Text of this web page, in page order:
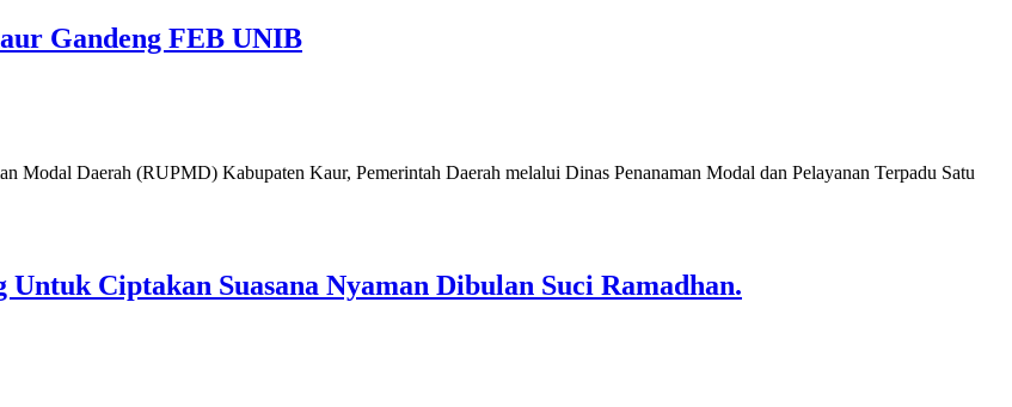
Gandeng FEB UNIB
Modal Daerah (RUPMD) Kabupaten Kaur, Pemerintah Daerah melalui Dinas Penanaman Modal dan Pelayanan Terpadu Satu
Ciptakan Suasana Nyaman Dibulan Suci Ramadhan.